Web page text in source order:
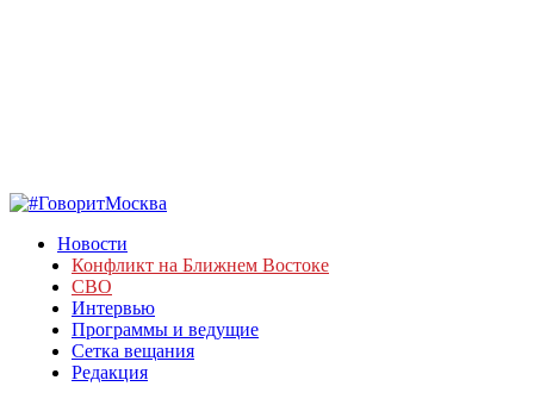
Новости
Конфликт на Ближнем Востоке
СВО
Интервью
Программы и ведущие
Сетка вещания
Редакция